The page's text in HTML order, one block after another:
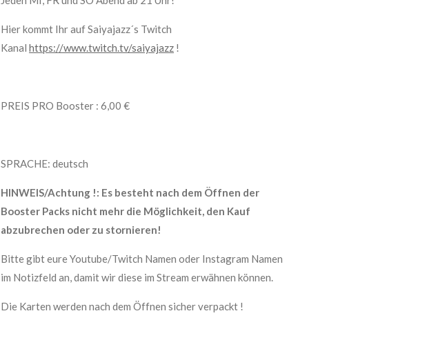
Hier kommt Ihr auf Saiyajazz´s Twitch
Kanal https://www.twitch.tv/saiyajazz !
PREIS PRO Booster : 6,00 €
SPRACHE: deutsch
HINWEIS/Achtung !: Es besteht nach dem Öffnen der
Booster Packs nicht mehr die Möglichkeit, den Kauf
abzubrechen oder zu stornieren!
Bitte gibt eure Youtube/Twitch Namen oder Instagram Namen
im Notizfeld an, damit wir diese im Stream erwähnen können.
Die Karten werden nach dem Öffnen sicher verpackt !